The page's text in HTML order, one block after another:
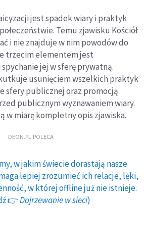
jest spadek wiary i praktyk
Temu zjawisku Kościół
i nie znajduje w nim powodów do
trzecim elementem jest
jej w sferę prywatną.
usunięciem wszelkich praktyk
sfery publicznej oraz promocją
publicznym wyznawaniem wiary.
w miarę kompletny opis zjawiska.
DEON.PL POLECA
w jakim świecie dorastają nasze
lepiej zrozumieć ich relacje, lęki,
w której offline już nie istnieje.
👉Dojrzewanie w sieci)